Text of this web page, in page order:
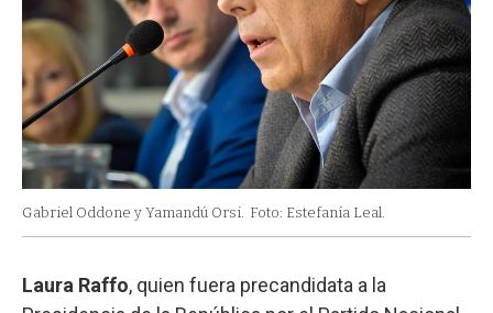
Gabriel Oddone y Yamandú Orsi. Foto: Estefanía Leal.
Laura Raffo, quien fuera precandidata a la